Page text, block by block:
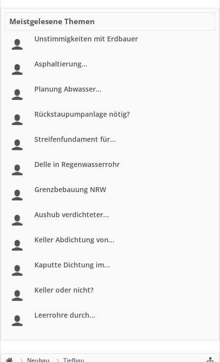
Meistgelesene Themen
Unstimmigkeiten mit Erdbauer
Asphaltierung...
Planung Abwasser...
Rückstaupumpanlage nötig?
Streifenfundament für...
Delle in Regenwasserrohr
Grenzbebauung NRW
Aushub verdichteter...
Keller Abdichtung von...
Kaputte Dichtung im...
Keller oder nicht?
Leerrohre durch...
Neubau Tiefbau